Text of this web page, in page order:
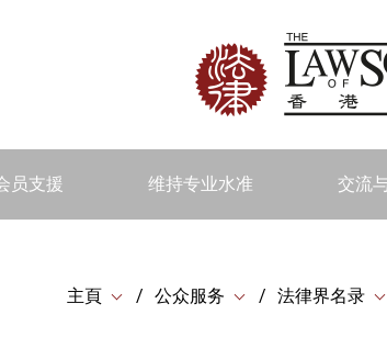
员支援 维持专业水准 交流
主頁 公众服务 法律界名录